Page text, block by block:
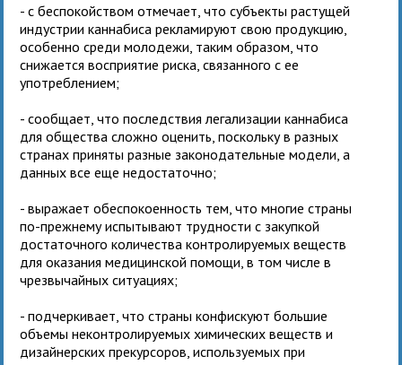
- с беспокойством отмечает, что субъекты растущей
индустрии каннабиса рекламируют свою продукцию,
особенно среди молодежи, таким образом, что
снижается восприятие риска, связанного с ее
употреблением;
- сообщает, что последствия легализации каннабиса
для общества сложно оценить, поскольку в разных
странах приняты разные законодательные модели, а
данных все еще недостаточно;
- выражает обеспокоенность тем, что многие страны
по-прежнему испытывают трудности с закупкой
достаточного количества контролируемых веществ
для оказания медицинской помощи, в том числе в
чрезвычайных ситуациях;
- подчеркивает, что страны конфискуют большие
объемы неконтролируемых химических веществ и
дизайнерских прекурсоров, используемых при